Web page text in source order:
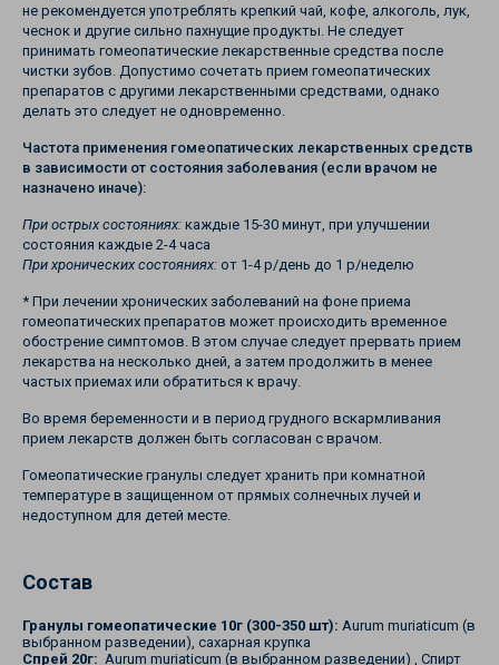
не рекомендуется употреблять крепкий чай, кофе, алкоголь, лук,
чеснок и другие сильно пахнущие продукты. Не следует
принимать гомеопатические лекарственные средства после
чистки зубов. Допустимо сочетать прием гомеопатических
препаратов с другими лекарственными средствами, однако
делать это следует не одновременно.
Частота применения гомеопатических лекарственных средств
в зависимости от состояния заболевания (если врачом не
назначено иначе):
При острых состояниях: каждые 15-30 минут, при улучшении
состояния каждые 2-4 часа
При хронических состояниях: от 1-4 р/день до 1 р/неделю
* При лечении хронических заболеваний на фоне приема
гомеопатических препаратов может происходить временное
обострение симптомов. В этом случае следует прервать прием
лекарства на несколько дней, а затем продолжить в менее
частых приемах или обратиться к врачу.
Во время беременности и в период грудного вскармливания
прием лекарств должен быть согласован с врачом.
Гомеопатические гранулы следует хранить при комнатной
температуре в защищенном от прямых солнечных лучей и
недоступном для детей месте.
Состав
Гранулы гомеопатические 10г (300-350 шт): Aurum muriaticum (в
выбранном разведении), сахарная крупка
Спрей 20г: Aurum muriaticum (в выбранном разведении) , Спирт